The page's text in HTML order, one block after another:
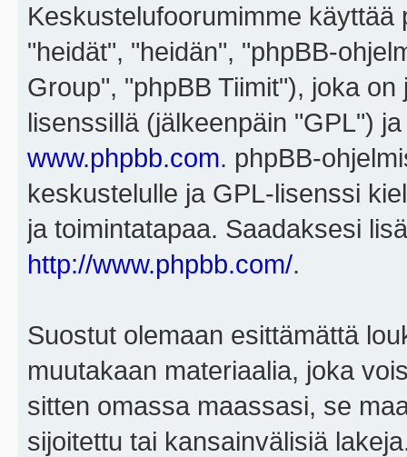
Keskustelufoorumimme
"heidät", "heidän", "phpBB-
Group", "phpBB Tiimit"), joka on
lisenssillä (jälkeenpäin "GPL")
www.phpbb.com. phpBB-
keskustelulle ja GPL-lisenssi
ja toimintatapaa. Saadaksesi
http://www.phpbb.com/.
Suostut olemaan esittämättä
muutakaan materiaalia, joka
sitten omassa maassasi, se
sijoitettu tai kansainvälisiä